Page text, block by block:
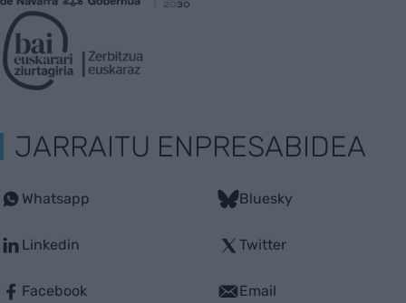
JARRAITU ENPRESABIDEA
Whatsapp
Linkedin
Facebook
Bluesky
Twitter
Email